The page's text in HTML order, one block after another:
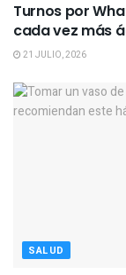
Turnos por
cada vez más
21 JULIO, 2026
SALUD